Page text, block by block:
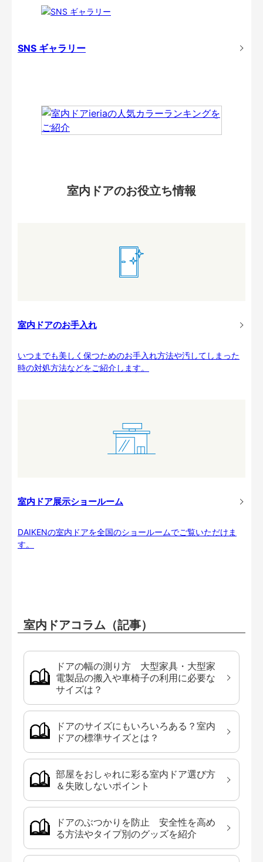
SNS ギャラリー
室内ドアのお役立ち情報
室内ドアのお手入れ
いつまでも美しく保つためのお手入れ方法や汚してしまった
時の対処方法などをご紹介します。
室内ドア展示ショールーム
DAIKENの室内ドアを全国のショールームでご覧いただけま
す。
室内ドアコラム（記事）
ドアの幅の測り方 大型家具・大型家
電製品の搬入や車椅子の利用に必要な
サイズは？
ドアのサイズにもいろいろある？室内
ドアの標準サイズとは？
部屋をおしゃれに彩る室内ドア選び方
＆失敗しないポイント
ドアのぶつかりを防止 安全性を高め
る方法やタイプ別のグッズを紹介